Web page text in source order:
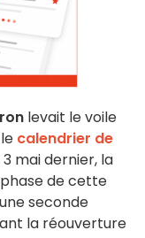
levait le voile
calendrier de
3 mai dernier, la
de cette
seconde
la réouverture